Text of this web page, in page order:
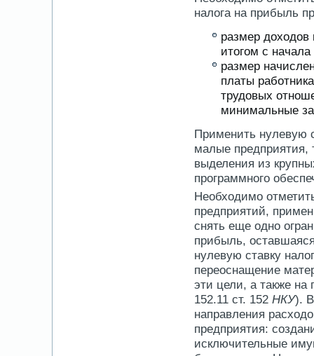
налога на прибыль
размер доходов
итогом с
размер
платы
трудовых
минимальные
Применить нулевую
малые предприятия,
выделения из
программного
Необходимо
предприятий,
снять еще одно
прибыль,
нулевую ставку
переоснащение
эти цели, а также на
152.11 ст. 152 НКУ).
направления
предприятия:
исключительные